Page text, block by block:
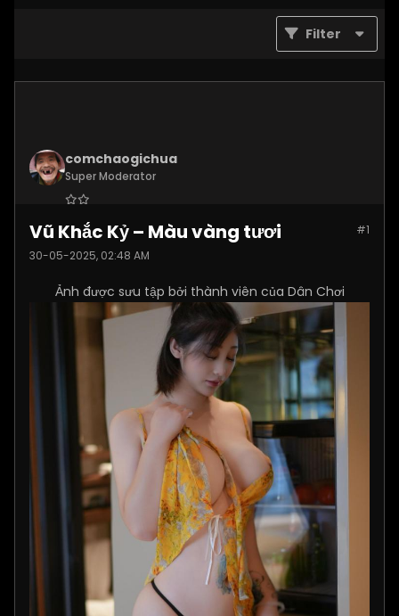
Filter
comchaogichua
Super Moderator
Join Date:
Posts:10887 #1
Vũ Khắc Kỷ – Màu vàng tươi
30-05-2025, 02:48 AM
Ảnh được sưu tập bởi thành viên của Dân Chơi